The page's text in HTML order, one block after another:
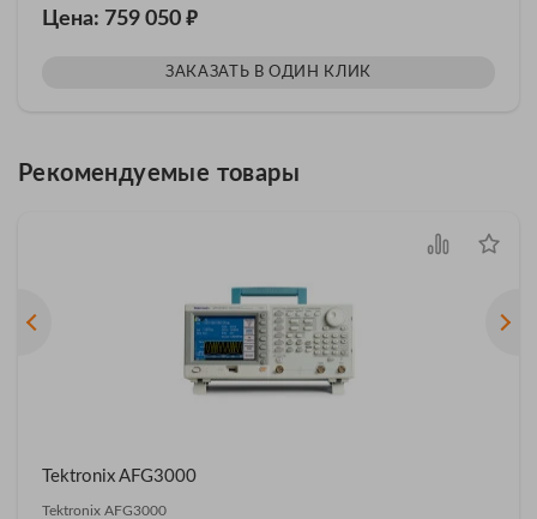
Цена: 759 050 ₽
ЗАКАЗАТЬ В ОДИН КЛИК
Рекомендуемые товары
Tektronix AFG3000
Tektronix AFG3000